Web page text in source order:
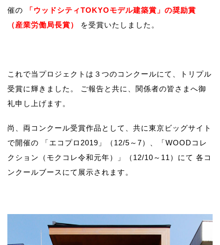
催の
「ウッドシティTOKYOモデル建築賞」の奨励賞
（産業労働局長賞）
を受賞いたしました。
これで当プロジェクトは３つのコンクールにて、トリプル
受賞に輝きました。 ご報告と共に、関係者の皆さまへ御
礼申し上げます。
尚、両コンクール受賞作品として、共に東京ビッグサイト
で開催の 「エコプロ2019」（12/5～7）、「WOODコレ
クション（モクコレ令和元年）」（12/10～11）にて 各コ
ンクールブースにて展示されます。